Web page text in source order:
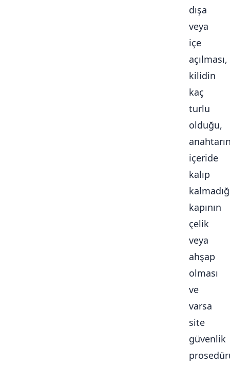
dışa
veya
içe
açılması,
kilidin
kaç
turlu
olduğu,
içeride
kalıp
kapının
çelik
veya
ahşap
olması
ve
varsa
site
güvenlik